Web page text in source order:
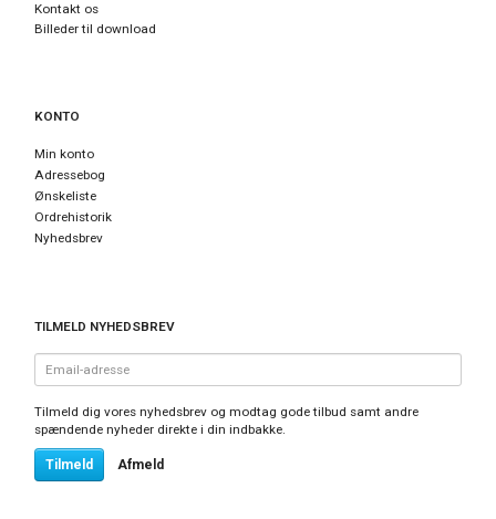
Kontakt os
Billeder til download
KONTO
Min konto
Adressebog
Ønskeliste
Ordrehistorik
Nyhedsbrev
TILMELD NYHEDSBREV
Email-
adresse
Tilmeld dig vores nyhedsbrev og modtag gode tilbud samt andre
spændende nyheder direkte i din indbakke.
Tilmeld Afmeld